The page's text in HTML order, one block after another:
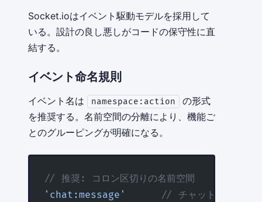
Socket.ioはイベント駆動モデルを採用して
いる。設計の良し悪しがコードの保守性に直
結する。
イベント命名規則
イベント名は namespace:action
の形式
を推奨する。名前空間の分離により、機能ご
とのグルーピングが明確になる。
// 推奨: コロン区切りの名前空間
'chat:message'
      // チャットメッセージ